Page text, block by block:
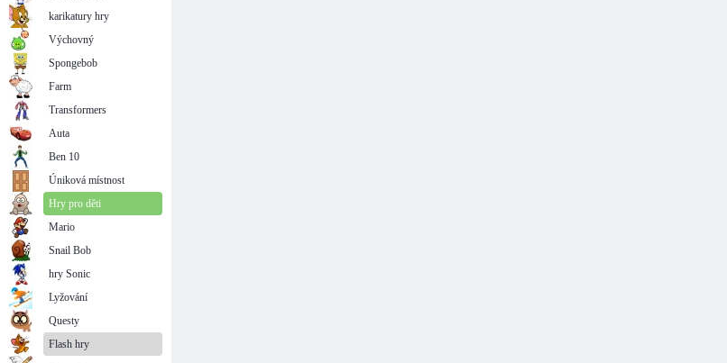
karikatury hry
Výchovný
Spongebob
Farm
Transformers
Auta
Ben 10
Úniková místnost
Hry pro děti
Mario
Snail Bob
hry Sonic
Lyžování
Questy
Flash hry